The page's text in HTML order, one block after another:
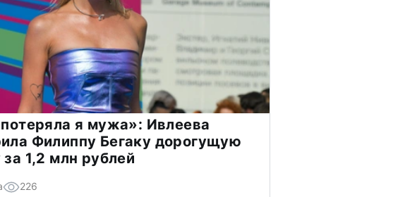
я мужа»: Ивлеева
Филиппу Бегаку дорогущую
за 1,2 млн рублей
226